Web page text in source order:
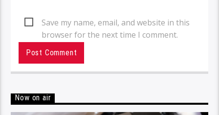
Save my name, email, and website in this
browser for the next time I comment.
Now on air